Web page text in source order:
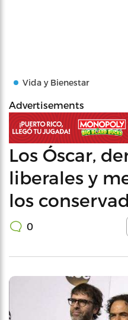
Vida y Bienestar
Advertisements
Los Óscar,
liberales y
los
0